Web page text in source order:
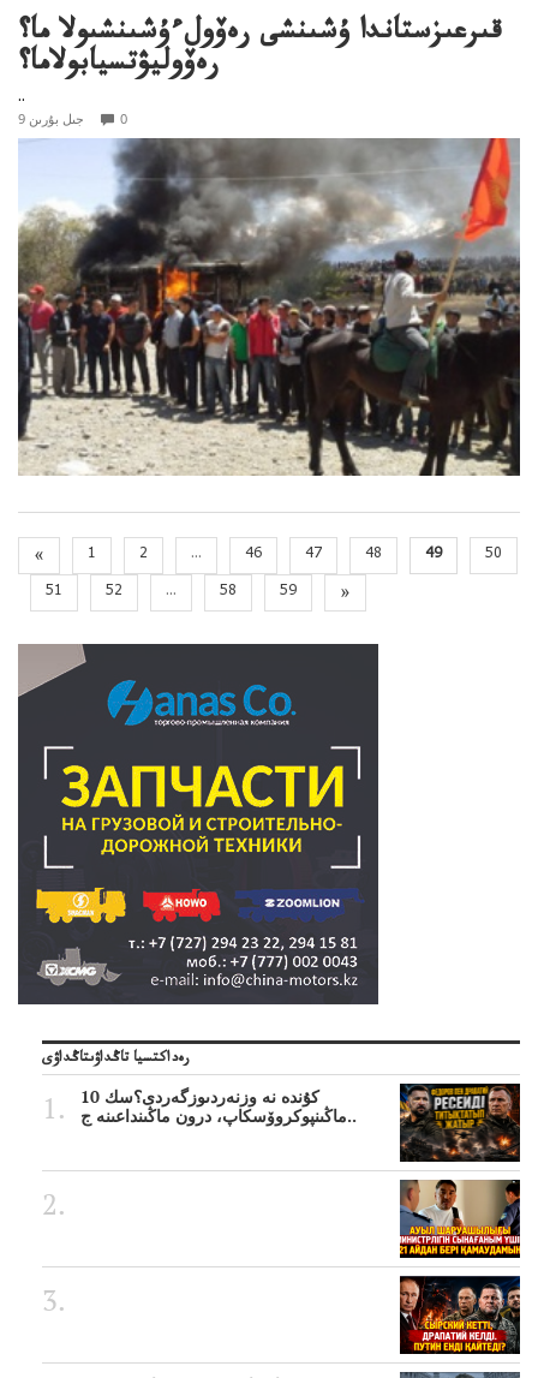
قىرعىزستاندا ۇشىنشى رەۆولءۇشىنشىولا ما؟
رەۆوليۋتسيابولاما؟
..
9 جىل بۇرىن 0
« 1 2 ... 46 47 48 49
50
51
52 ... 58 59 »
رەداكتسيا تاڭداۋىتاڭداۋى
10 كۇندە نە وزنەردىوزگەردى؟سك
ماڭىنپوكروۆسكاپ، درون ماڭىنداعىنە ج..